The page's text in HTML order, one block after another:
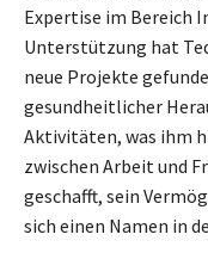
Expertise im Bereich
Unterstützung hat
neue Projekte
gesundheitlicher
Aktivitäten, was ihm
zwischen Arbeit und
geschafft, sein
sich einen Namen in